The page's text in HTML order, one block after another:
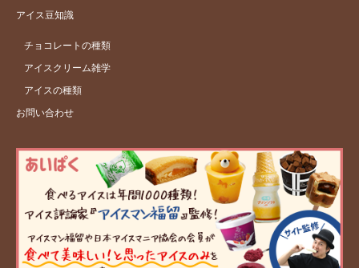
アイス豆知識
チョコレートの種類
アイスクリーム雑学
アイスの種類
お問い合わせ